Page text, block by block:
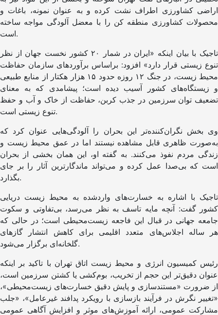
اراضی کشاورزی اطراف نشت کرده و به عنوان نمونه، باغات و
محصولات کشاورزی منطقه کن را با معضل آلودگی مواجه ساخته
است.
تاجیک با بیان اینکه «ایران در شمار ۲۰ کشور نخست جهان از نظر
تنوع زیستی قرار دارد» افزود: براساس برآوردهای سازمان حفاظت
محیط زیست، در جنگ ۱۲ روزه حدود ۱۵ هزار هکتار از منابع طبیعی
و زیستگاه‌های کشور آسیب دیده است؛ پیشامدی که به معنای
تضعیف توان سرزمین در جذب کربن، حفاظت از خاک و آب و حفظ
تنوع زیستی است.
وی بخش نگران‌کننده‌تر این بحران را آلودگی‌هایی عنوان کرد که
به‌صورت ظاهری قابل مشاهده نیستند اما در عمق محیط زیست و
زندگی مردم نفوذ می‌کنند. به گفته او، این همان بخشی از بحران
است که بی‌صدا عمل کرده و می‌تواند ماندگارترین آثار را بر جای
بگذارد.
تاجیک با اشاره به خسارت‌های واردشده به محیط زیست دریایی
کشور گفت: آنچه مایه تاسف به نظر می‌رسد، بی‌تفاوتی و سکوت
جامعه جهانی در قبال این فاجعه زیست‌محیطی است؛ در حالی که
هر ساله اجلاس‌های متعدد اقلیمی برای کاهش انتشار گازهای
گلخانه‌ای برگزار می‌شود.
رئیس کمیسیون انرژی و محیط زیست اتاق تهران با تاکید بر اینکه
عنوان دقیق‌تر این حجم از تخریب، بوم‌کشی یا کشتن سرزمین است،
از ضرورت «مستندسازی و پایش دقیق خسارت‌های زیست‌محیطی»،
«تغییر نگرش در فرآیند بازسازی با رویکرد پدافند غیرعامل»، «جلب
مشارکت عمومی، ارائه آموزش‌های موثر و افزایش آگاهی عمومی